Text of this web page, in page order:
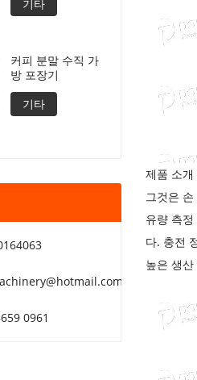
제품 소개
그것은
유량 측
다. 충전
높은 생
기타
커피 분말 수직 가
방 포장기
기타
0961